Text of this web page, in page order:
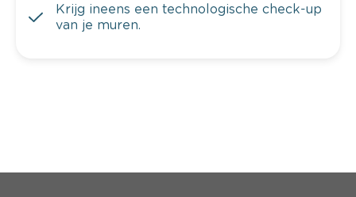
Krijg ineens een technologische check-up
van je muren.